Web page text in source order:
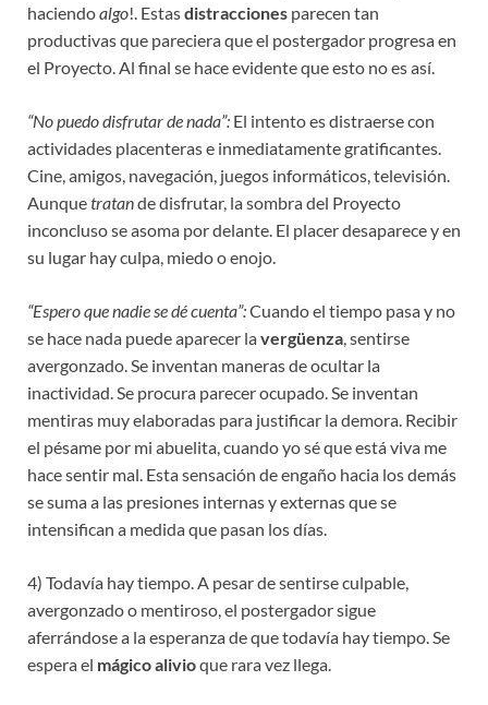
haciendoalgo!. Estasdistracciones parecen tan
productivas que pareciera que el postergador progresa en
el Proyecto. Al final se hace evidente que esto no es así.
“No puedo disfrutar de nada”: El intento es distraerse con
actividades placenteras e inmediatamente gratificantes.
Cine, amigos, navegación, juegos informáticos, televisión.
Aunquetratande disfrutar, la sombra del Proyecto
inconcluso se asoma por delante. El placer desaparece y en
su lugar hay culpa, miedo o enojo.
“Espero que nadie se dé cuenta”:Cuando el tiempo pasa y no
se hace nada puede aparecer lavergüenza , sentirse
avergonzado. Se inventan maneras de ocultar la
inactividad. Se procura parecer ocupado. Se inventan
mentiras muy elaboradas para justificar la demora. Recibir
el pésame por mi abuelita, cuando yo sé que está viva me
hace sentir mal. Esta sensación de engaño hacia los demás
se suma a las presiones internas y externas que se
intensifican a medida que pasan los días.
4) Todavía hay tiempo. A pesar de sentirse culpable,
avergonzado o mentiroso, el postergador sigue
aferrándose a la esperanza de que todavía hay tiempo. Se
espera el mágico alivioque rara vez llega.